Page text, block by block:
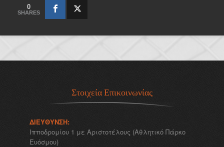
0
SHARES
Στοιχεία Επικοινωνίας
ΔΙΕΎΘΥΝΣΗ:
Ιπποδρομίου 1 με Αριστοτέλους (Αθλητικό Πάρκο
Ευόσμου)